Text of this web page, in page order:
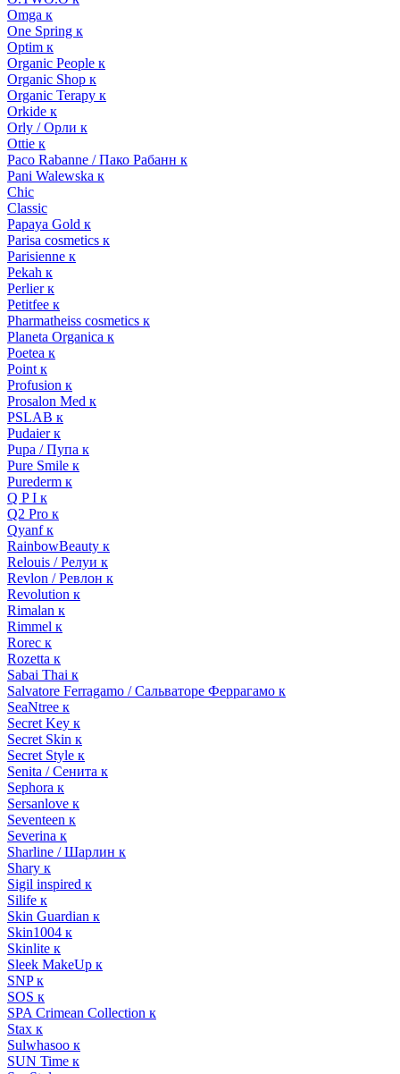
Omga к
One Spring к
Optim к
Organic People к
Organic Shop к
Organic Terapy к
Orkide к
Orly / Орли к
Ottie к
Paco Rabanne / Пако Рабанн к
Pani Walewska к
Chic
Classic
Papaya Gold к
Parisa cosmetics к
Parisienne к
Pekah к
Perlier к
Petitfee к
Pharmatheiss cosmetics к
Planeta Organica к
Poetea к
Point к
Profusion к
Prosalon Med к
PSLAB к
Pudaier к
Pupa / Пупа к
Pure Smile к
Purederm к
Q P I к
Q2 Pro к
Qyanf к
RainbowBeauty к
Relouis / Релуи к
Revlon / Ревлон к
Revolution к
Rimalan к
Rimmel к
Rorec к
Rozetta к
Sabai Thai к
Salvatore Ferragamo / Сальваторе Феррагамо к
SeaNtree к
Secret Key к
Secret Skin к
Secret Style к
Senita / Сенита к
Sephora к
Sersanlove к
Seventeen к
Severina к
Sharline / Шарлин к
Shary к
Sigil inspired к
Silife к
Skin Guardian к
Skin1004 к
Skinlite к
Sleek MakeUp к
SNP к
SOS к
SPA Crimean Collection к
Stax к
Sulwhasoo к
SUN Time к